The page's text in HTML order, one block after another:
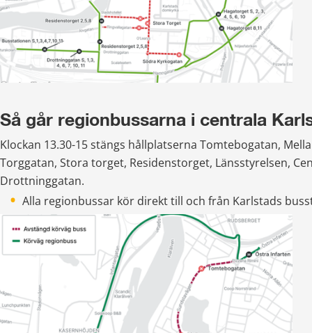
Så går regionbussarna i centrala
Klockan 13.30-15 stängs hållplatserna Tomtebogatan,
Torggatan, Stora torget, Residenstorget, Länsstyrelsen,
Drottninggatan.
Alla regionbussar kör direkt till och från Karlstads